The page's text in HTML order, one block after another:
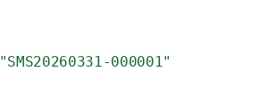
"SMS20260331-000001"